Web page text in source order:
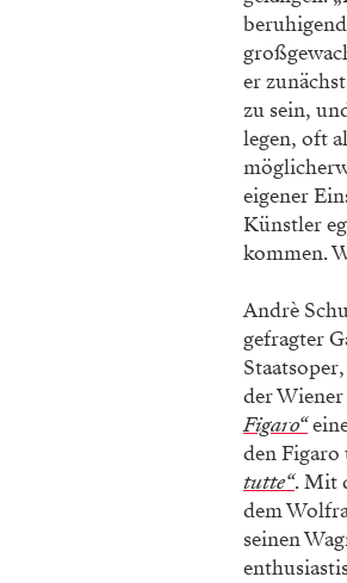
er
zu sein,
legen, oft
eigener
Künstler
kommen.
Andrè
gefragter
der
Figaro“
den Figaro
tutte“. Mit
dem
seinen